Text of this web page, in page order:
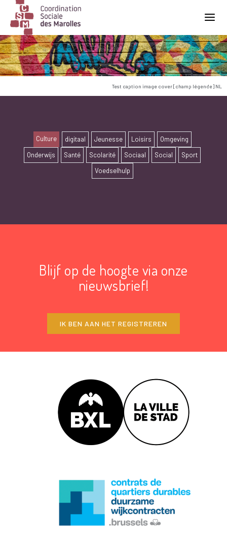
Main Navigation
Test caption image cover [champ légende] NL
Culture digitaal Jeunesse Loisirs
Omgeving
Onderwijs
Santé Scolarité Sociaal Social
Sport
Voedselhulp
Blijf op de hoogte via onze
nieuwsbrief!
IK BEN AAN HET REGISTREREN